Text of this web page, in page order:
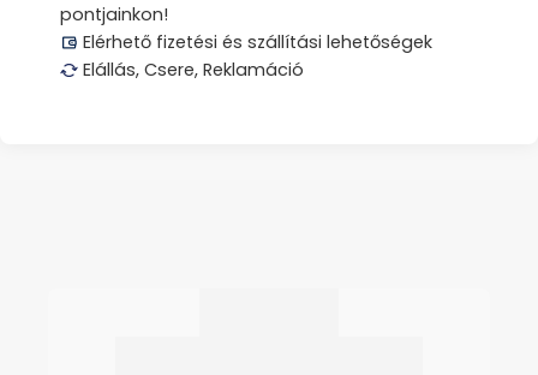
pontjainkon!
Elérhető fizetési és szállítási lehetőségek
Elállás, Csere, Reklamáció